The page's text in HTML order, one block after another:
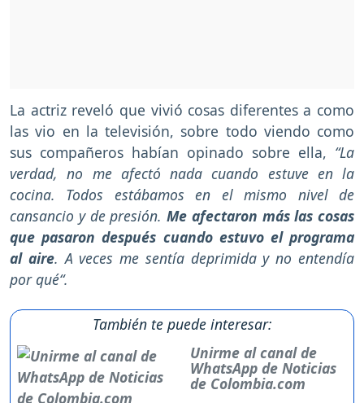
La actriz reveló que vivió cosas diferentes a como
las vio en la televisión, sobre todo viendo como
sus compañeros habían opinado sobre ella, “La
verdad, no me afectó nada cuando estuve en la
cocina. Todos estábamos en el mismo nivel de
cansancio y de presión. Me afectaron más las cosas
que pasaron después cuando estuvo el programa
al aire. A veces me sentía deprimida y no entendía
por qué“.
También te puede interesar:
Unirme al canal de
WhatsApp de Noticias
de Colombia.com